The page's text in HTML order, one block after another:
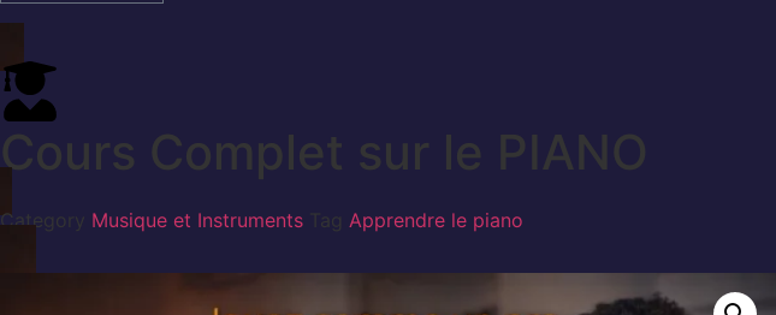
Cours Complet sur le PIANO
Category Musique et Instruments Tag Apprendre le piano